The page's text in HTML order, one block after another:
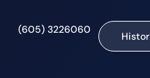
(605) 3226060